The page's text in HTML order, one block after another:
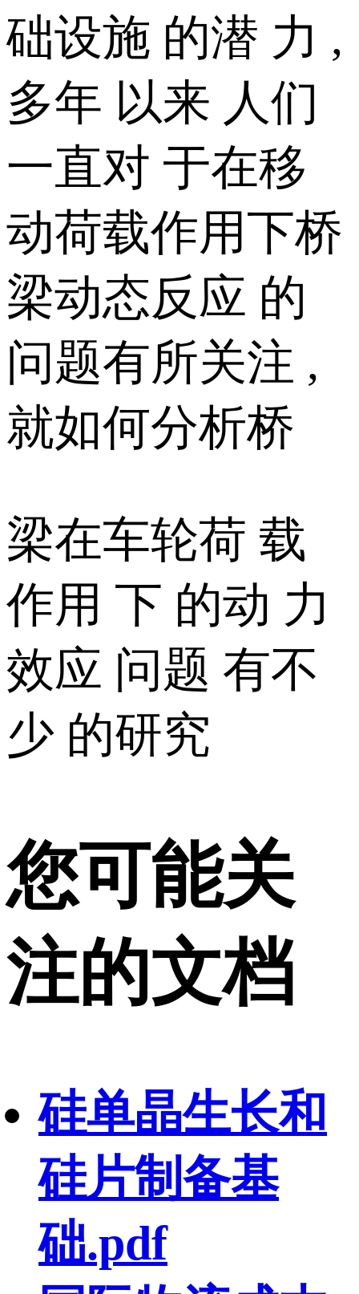
础设施 的潜 力 ,
多年 以来 人们
一直对 于在移
动荷载作用下桥
梁动态反应 的
问题有所关注 ,
就如何分析桥
梁在车轮荷 载
作用 下 的动 力
效应 问题 有不
少 的研究
您可能关
注的文档
硅单晶生长和
硅片制备基
础.pdf